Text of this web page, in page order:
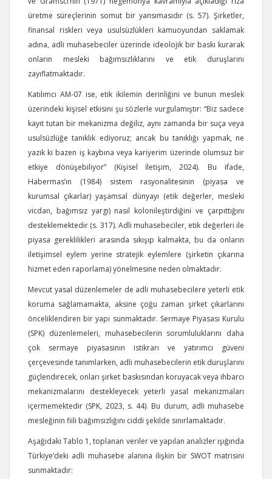
üretme süreçlerinin somut bir yansımasıdır (s. 57). Şirketler,
finansal riskleri veya usulsüzlükleri kamuoyundan saklamak
adına, adli muhasebeciler üzerinde ideolojik bir baskı kurarak
onların mesleki bağımsızlıklarını ve etik duruşlarını
zayıflatmaktadır.
Katılımcı AM-07 ise, etik ikilemin derinliğini ve bunun meslek
üzerindeki kişisel etkisini şu sözlerle vurgulamıştır: “Biz sadece
kayıt tutan bir mekanizma değiliz, aynı zamanda bir suça veya
usulsüzlüğe tanıklık ediyoruz; ancak bu tanıklığı yapmak, ne
yazık ki bazen iş kaybına veya kariyerim üzerinde olumsuz bir
etkiye dönüşebiliyor” (Kişisel İletişim, 2024). Bu ifade,
Habermas’ın (1984) sistem rasyonalitesinin (piyasa ve
kurumsal çıkarlar) yaşamsal dünyayı (etik değerler, mesleki
vicdan, bağımsız yargı) nasıl kolonileştirdiğini ve çarpıttığını
desteklemektedir (s. 317). Adli muhasebeciler, etik değerleri ile
piyasa gereklilikleri arasında sıkışıp kalmakta, bu da onların
iletişimsel eylem yerine stratejik eylemlere (şirketin çıkarına
hizmet eden raporlama) yönelmesine neden olmaktadır.
Mevcut yasal düzenlemeler de adli muhasebecilere yeterli etik
koruma sağlamamakta, aksine çoğu zaman şirket çıkarlarını
önceliklendiren bir yapı sunmaktadır. Sermaye Piyasası Kurulu
(SPK) düzenlemeleri, muhasebecilerin sorumluluklarını daha
çok sermaye piyasasının istikrarı ve yatırımcı güveni
çerçevesinde tanımlarken, adli muhasebecilerin etik duruşlarını
güçlendirecek, onları şirket baskısından koruyacak veya ihbarcı
mekanizmalarını destekleyecek yeterli yasal mekanizmaları
içermemektedir (SPK, 2023, s. 44). Bu durum, adli muhasebe
mesleğinin fiili bağımsızlığını ciddi şekilde sınırlamaktadır.
Aşağıdaki Tablo 1, toplanan veriler ve yapılan analizler ışığında
Türkiye’deki adli muhasebe alanına ilişkin bir SWOT matrisini
sunmaktadır: